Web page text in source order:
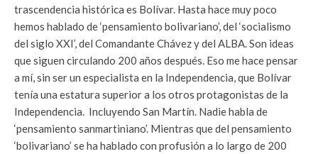
trascendencia histórica es Bolívar. Hasta hace muy poco
hemos hablado de ‘pensamiento bolivariano’, del ‘socialismo
del siglo XXI’, del Comandante Chávez y del ALBA. Son ideas
que siguen circulando 200 años después. Eso me hace pensar
a mí, sin ser un especialista en la Independencia, que Bolívar
tenía una estatura superior a los otros protagonistas de la
Independencia. Incluyendo San Martín. Nadie habla de
‘pensamiento sanmartiniano’. Mientras que del pensamiento
‘bolivariano’ se ha hablado con profusión a lo largo de 200